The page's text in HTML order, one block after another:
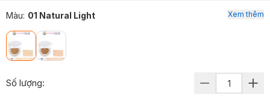
Màu: 01 Natural Light Xem thêm
Số lượng: